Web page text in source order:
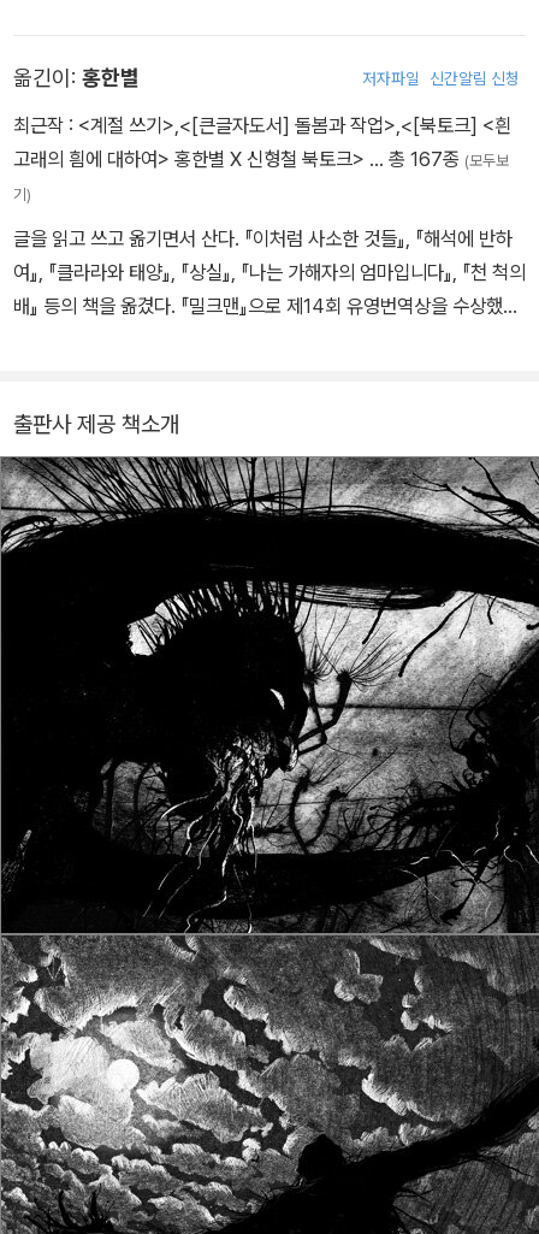
으면, 생각할 수 있다. 생각할 수 있으면, 그 아이는 자유다.”
Monster Calls)》로 영국에서 한 해 동안 발표된 문학 작품 중 가장
뛰어난 작품에 수여하는 〈카네기 메달〉을 2년 연속 수상했다. 영국의
콜〉의 대본을 집필했으며, 옥스퍼드대학에서 글쓰기 창작을 강의했
다. 《데일리 텔레그래프》, 《가디언》 등 다수의 잡지에 원고를 기고하
고 있다.
비전 시리즈를 위한 콘셉트 작업을 해 왔으며, 런던 빅토리아 앨버트
박물관의 그룹 전시회에도 참여했다. 《해리 포터와 마법사의 돌》 일
러스트판이 출간되자 세계적인 찬사를 받았으며, 블룸스버리 출판사
의 의뢰로 J.K.롤링의 시리즈 일곱 권의 일러스트를 모두 맡게 되었
옮긴이: 홍한별 저자파일 신간알림 신청
최근작 : <계절 쓰기> <[큰글자도서] 돌봄과 작업> <[북토크] <흰
고래의 흼에 대하여> 홍한별 X 신형철 북토크> … 총 167종 (모두보
기)
글을 읽고 쓰고 옮기면서 산다. 『이처럼 사소한 것들』, 『해석에 반하
여』, 『클라라와 태양』, 『상실』, 『나는 가해자의 엄마입니다』, 『천 척의
배』 등의 책을 옮겼다. 『밀크맨』으로 제14회 유영번역상을 수상했다.
출판사 제공 책소개